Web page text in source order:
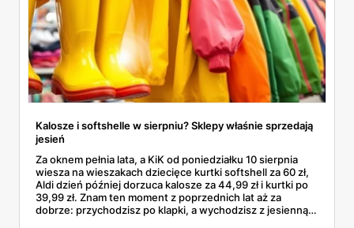
Kalosze i softshelle w sierpniu? Sklepy właśnie sprzedają
jesień
Za oknem pełnia lata, a KiK od poniedziałku 10 sierpnia
wiesza na wieszakach dziecięce kurtki softshell za 60 zł,
Aldi dzień później dorzuca kalosze za 44,99 zł i kurtki po
39,99 zł. Znam ten moment z poprzednich lat aż za
dobrze: przychodzisz po klapki, a wychodzisz z jesienną